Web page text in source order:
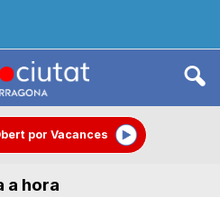
por Vacances
a hora